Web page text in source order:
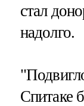
стал
надолго.
Спитаке